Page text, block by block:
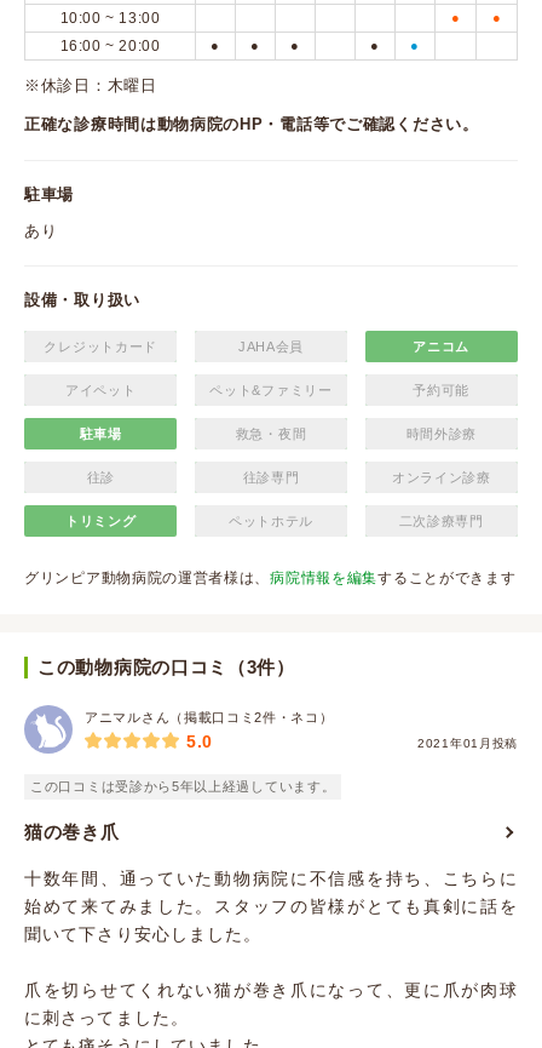
10:00 ~ 13:00 ● ●
16:00 ~ 20:00 ● ● ● ● ●
※休診日：木曜日
正確な診療時間は動物病院のHP・電話等でご確認ください。
駐車場
あり
設備・取り扱い
クレジットカード JAHA会員 アニコム
アイペット ペット&ファミリー 予約可能
駐車場 救急・夜間 時間外診療
往診 往診専門 オンライン診療
トリミング ペットホテル 二次診療専門
グリンピア動物病院の運営者様は、病院情報を編集することができます
この動物病院の口コミ（3件）
アニマルさん（掲載口コミ2件・ネコ）
2021年01月投稿
5.0
この口コミは受診から5年以上経過しています。
猫の巻き爪
十数年間、通っていた動物病院に不信感を持ち、こちらに
始めて来てみました。スタッフの皆様がとても真剣に話を
聞いて下さり安心しました。
爪を切らせてくれない猫が巻き爪になって、更に爪が肉球
に刺さってました。